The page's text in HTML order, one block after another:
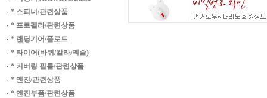
· * 스피너/관련상품
· * 프로펠라/관련상품
· * 랜딩기어/플로트
· * 타이어(바퀴/칼라/엑슬)
· * 커버링 필름/관련상품
· * 엔진/관련상품
· * 엔진부품/관련상품